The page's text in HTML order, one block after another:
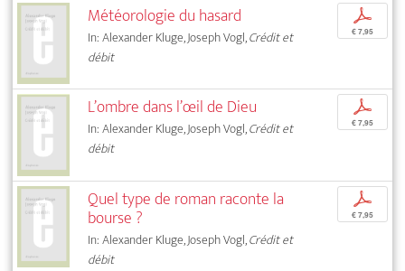
Météorologie du hasard
In: Alexander Kluge, Joseph Vogl,Crédit et
débit
p
€ 7,95
L’ombre dans l’œil de Dieu
In: Alexander Kluge, Joseph Vogl,Crédit et
débit
p
€ 7,95
Quel type de roman raconte la
bourse ?
In: Alexander Kluge, Joseph Vogl,Crédit et
débit
p
€ 7,95